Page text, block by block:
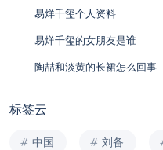
易烊千玺个人资料
易烊千玺的女朋友是谁
陶喆和淡黄的长裙怎么回事
标签云
中国 刘备